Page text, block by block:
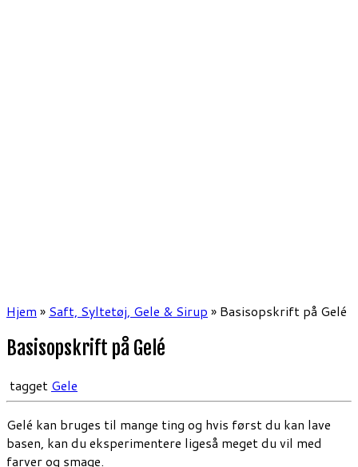
Hjem » Saft, Syltetøj, Gele & Sirup » Basisopskrift på Gelé
Basisopskrift på Gelé
tagget Gele
Gelé kan bruges til mange ting og hvis først du kan lave
basen, kan du eksperimentere ligeså meget du vil med
farver og smage.